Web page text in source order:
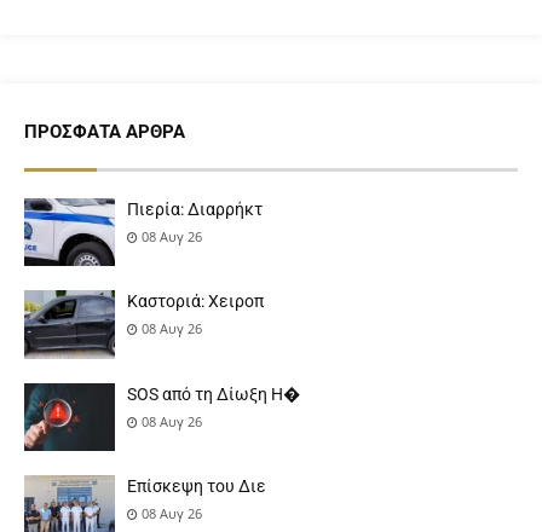
ΠΡΌΣΦΑΤΑ ΆΡΘΡΑ
Πιερία: Διαρρήκτ
08 Αυγ 26
Καστοριά: Χειροπ
08 Αυγ 26
SOS από τη Δίωξη Η�
08 Αυγ 26
Επίσκεψη του Διε
08 Αυγ 26